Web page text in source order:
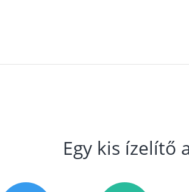
Egy kis ízelítő